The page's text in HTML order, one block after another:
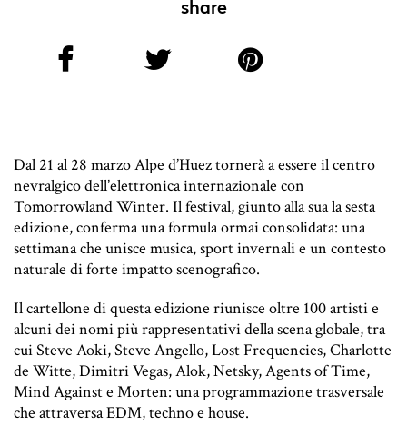
share
Dal 21 al 28 marzo Alpe d’Huez tornerà a essere il centro
nevralgico dell’elettronica internazionale con
Tomorrowland Winter. Il festival, giunto alla sua la sesta
edizione, conferma una formula ormai consolidata: una
settimana che unisce musica, sport invernali e un contesto
naturale di forte impatto scenografico.
Il cartellone di questa edizione riunisce oltre 100 artisti e
alcuni dei nomi più rappresentativi della scena globale, tra
cui Steve Aoki, Steve Angello, Lost Frequencies, Charlotte
de Witte, Dimitri Vegas, Alok, Netsky, Agents of Time,
Mind Against e Morten: una programmazione trasversale
che attraversa EDM, techno e house.